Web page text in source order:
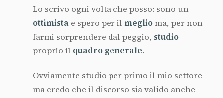
Lo scrivo ogni volta che posso: sono un
ottimistae spero per il meglioma, per non
farmi sorprendere dal peggio, studio
proprio il quadro generale.
Ovviamente studio per primo il mio settore
ma credo che il discorso sia valido anche